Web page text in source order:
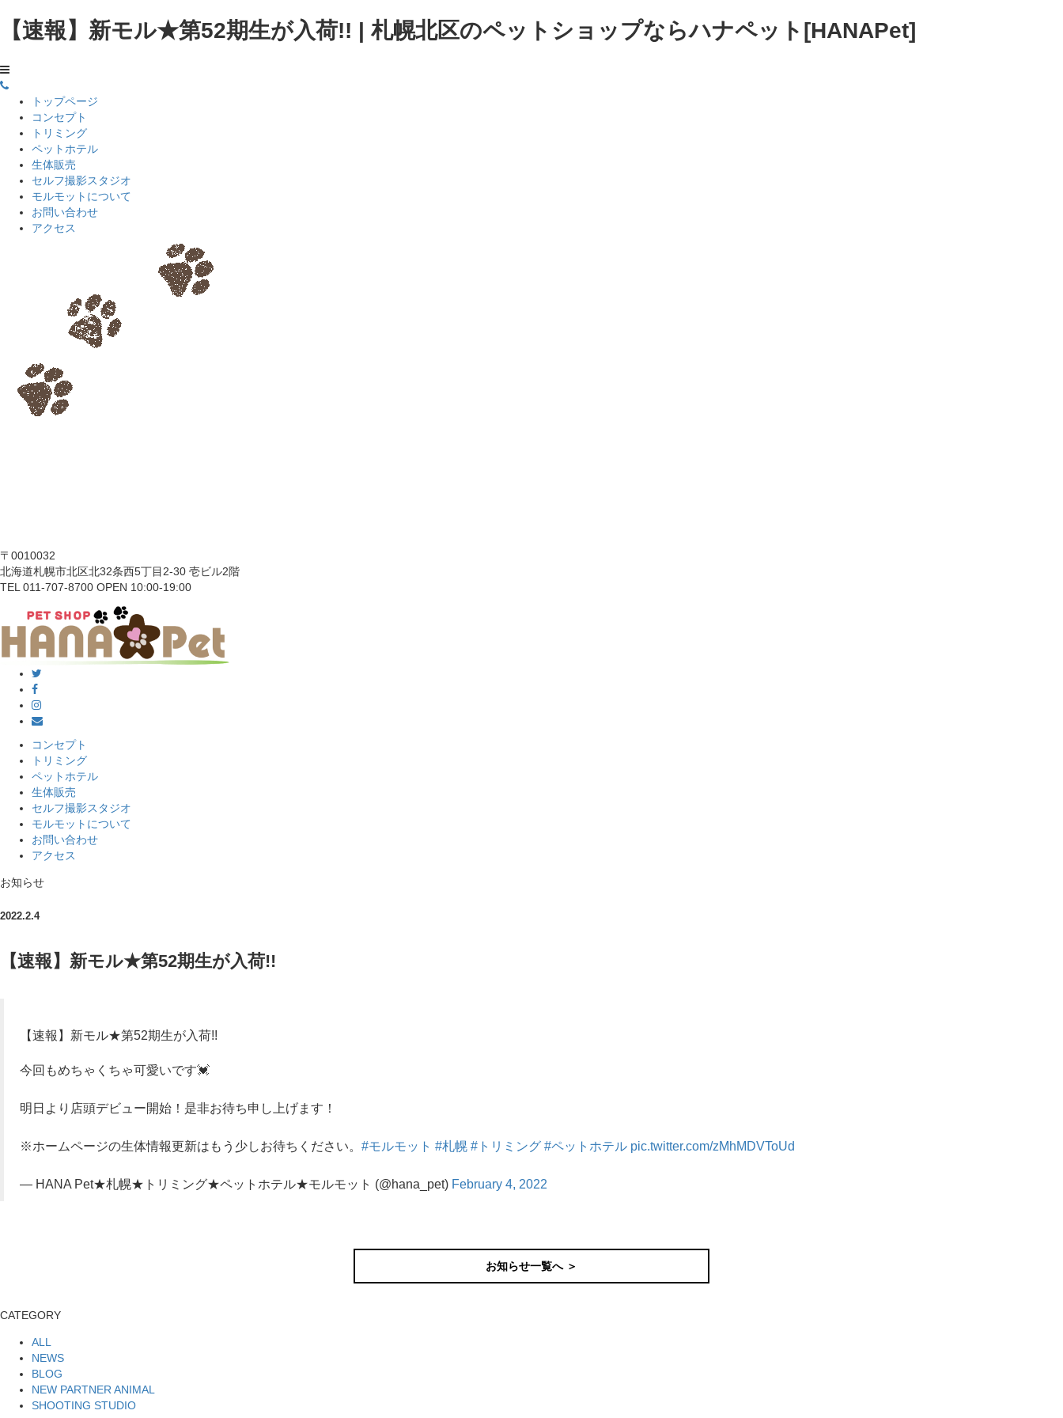
【速報】新モル★第52期生が入荷!!⁡ | 札幌北区のペットショップならハナペット[HANAPet]
トップページ
コンセプト
トリミング
ペットホテル
生体販売
セルフ撮影スタジオ
モルモットについて
お問い合わせ
アクセス
〒0010032
北海道札幌市北区北32条西5丁目2-30 壱ビル2階
TEL 011-707-8700 OPEN 10:00-19:00
コンセプト
トリミング
ペットホテル
生体販売
セルフ撮影スタジオ
モルモットについて
お問い合わせ
アクセス
お知らせ
2022.2.4
【速報】新モル★第52期生が入荷!!⁡
【速報】新モル★第52期生が入荷!!⁡
今回も⁡めちゃくちゃ可愛いです💓
明日より店頭デビュー開始！是非お待ち申し上げます！
※ホームページの生体情報更新はもう少しお待ちください。 #モルモット #札幌 #トリミング #ペットホテル pic.twitter.com/zMhMDVToUd
— HANA Pet★札幌★トリミング★ペットホテル★モルモット (@hana_pet) February 4, 2022
お知らせ一覧へ ＞
CATEGORY
ALL
NEWS
BLOG
NEW PARTNER ANIMAL
SHOOTING STUDIO